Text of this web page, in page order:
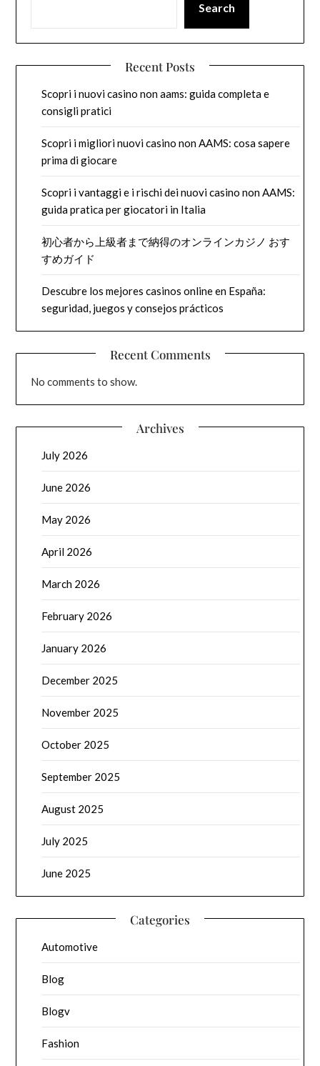
Search
Recent Posts
Scopri i nuovi casino non aams: guida completa e
consigli pratici
Scopri i migliori nuovi casino non AAMS: cosa sapere
prima di giocare
Scopri i vantaggi e i rischi dei nuovi casino non AAMS:
guida pratica per giocatori in Italia
初心者から上級者まで納得のオンラインカジノ おす
すめガイド
Descubre los mejores casinos online en España:
seguridad, juegos y consejos prácticos
Recent Comments
No comments to show.
Archives
July 2026
June 2026
May 2026
April 2026
March 2026
February 2026
January 2026
December 2025
November 2025
October 2025
September 2025
August 2025
July 2025
June 2025
Categories
Automotive
Blog
Blogv
Fashion